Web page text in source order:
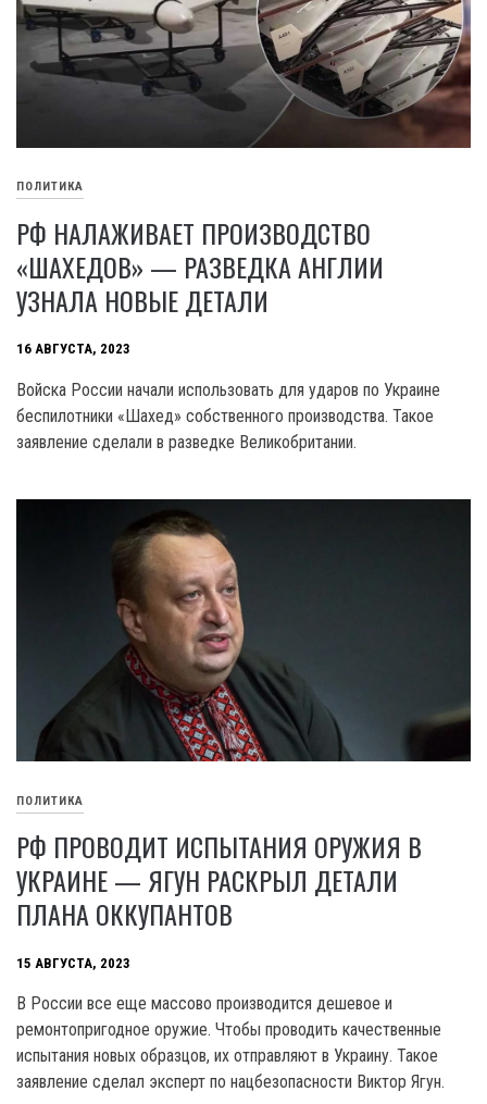
ПОЛИТИКА
РФ НАЛАЖИВАЕТ ПРОИЗВОДСТВО
«ШАХЕДОВ» — РАЗВЕДКА АНГЛИИ
УЗНАЛА НОВЫЕ ДЕТАЛИ
16 АВГУСТА, 2023
Войска России начали использовать для ударов по Украине
беспилотники «Шахед» собственного производства. Такое
заявление сделали в разведке Великобритании.
ПОЛИТИКА
РФ ПРОВОДИТ ИСПЫТАНИЯ ОРУЖИЯ В
УКРАИНЕ — ЯГУН РАСКРЫЛ ДЕТАЛИ
ПЛАНА ОККУПАНТОВ
15 АВГУСТА, 2023
В России все еще массово производится дешевое и
ремонтопригодное оружие. Чтобы проводить качественные
испытания новых образцов, их отправляют в Украину. Такое
заявление сделал эксперт по нацбезопасности Виктор Ягун.